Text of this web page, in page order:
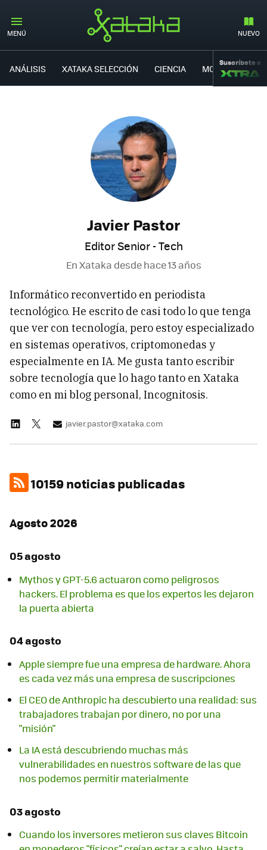
MENÚ NUEVO
ANÁLISIS XATAKA SELECCIÓN CIENCIA MOVILIDAD
Suscríbete a
Javier Pastor
Editor Senior - Tech
En Xataka desdehace 13 años
Informático reconvertido en periodista
tecnológico. He escrito de casi todo lo que tenga
que ver con tecnología, pero estoy especializado
en sistemas operativos, criptomonedas y
especialmente en IA. Me gusta tanto escribir
sobre tecnología que lo hago tanto en Xataka
como en mi blog personal, Incognitosis.
javier.pastor@xataka.com
10159 noticias publicadas
Agosto 2026
05 agosto
Mythos y GPT-5.6 actuaron como peligrosos
hackers. El problema es que los expertos les dejaron
la puerta abierta
04 agosto
Apple siempre fue una empresa de hardware. Ahora
es cada vez más una empresa de suscripciones
El CEO de Anthropic ha descubierto una realidad: sus
trabajadores trabajan por dinero, no por una
"misión"
La IA está descubriendo muchas más
vulnerabilidades en nuestros software de las que
nos podemos permitir materialmente
03 agosto
Cuando los inversores metieron sus claves Bitcoin